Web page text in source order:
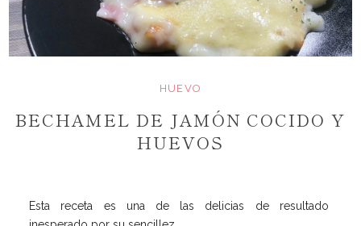
HUEVO
BECHAMEL DE JAMÓN COCIDO Y
HUEVOS
Esta receta es una de las delicias de resultado